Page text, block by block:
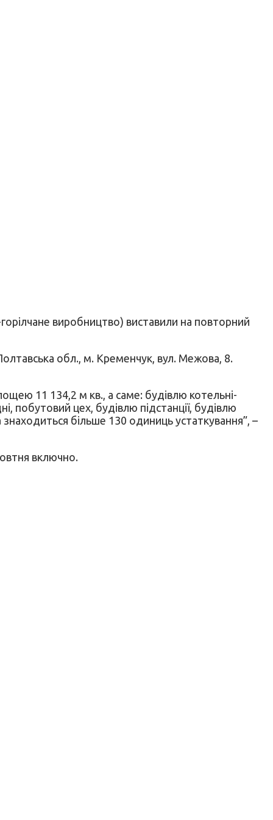
виробництво) виставили на повторний
обл., м. Кременчук, вул. Межова, 8.
11 134,2 м кв., а саме: будівлю котельні-
побутовий цех, будівлю підстанції, будівлю
більше 130 одиниць устаткування”, –
включно.